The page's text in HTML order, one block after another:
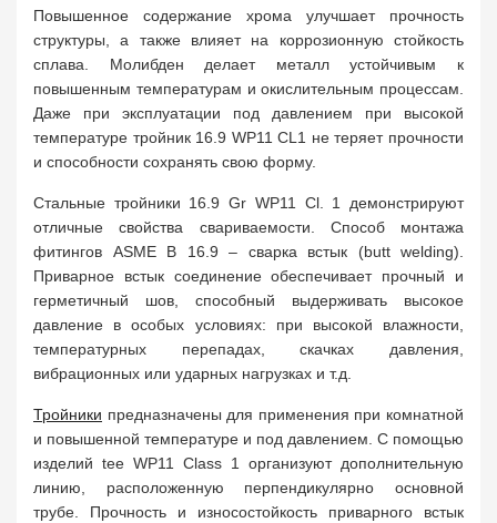
Повышенное содержание хрома улучшает прочность
структуры, а также влияет на коррозионную стойкость
сплава. Молибден делает металл устойчивым к
повышенным температурам и окислительным процессам.
Даже при эксплуатации под давлением при высокой
температуре тройник 16.9 WP11 CL1 не теряет прочности
и способности сохранять свою форму.
Стальные тройники 16.9 Gr WP11 Cl. 1 демонстрируют
отличные свойства свариваемости. Способ монтажа
фитингов ASME B 16.9 – сварка встык (butt welding).
Приварное встык соединение обеспечивает прочный и
герметичный шов, способный выдерживать высокое
давление в особых условиях: при высокой влажности,
температурных перепадах, скачках давления,
вибрационных или ударных нагрузках и т.д.
Тройники предназначены для применения при комнатной
и повышенной температуре и под давлением. С помощью
изделий tee WP11 Class 1 организуют дополнительную
линию, расположенную перпендикулярно основной
трубе. Прочность и износостойкость приварного встык